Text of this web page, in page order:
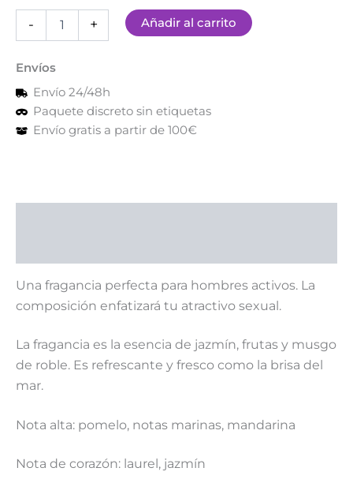
- + Añadir al carrito
Envíos
Envío 24/48h
Paquete discreto sin etiquetas
Envío gratis a partir de 100€
Una fragancia perfecta para hombres activos. La
composición enfatizará tu atractivo sexual.
La fragancia es la esencia de jazmín, frutas y musgo
de roble. Es refrescante y fresco como la brisa del
mar.
Nota alta: pomelo, notas marinas, mandarina
Nota de corazón: laurel, jazmín